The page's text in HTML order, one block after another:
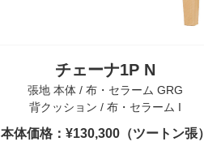
チェーナ1P N
張地 本体 / 布・セラーム GRG
背クッション / 布・セラーム I
本体価格：¥130,300（ツートン張）